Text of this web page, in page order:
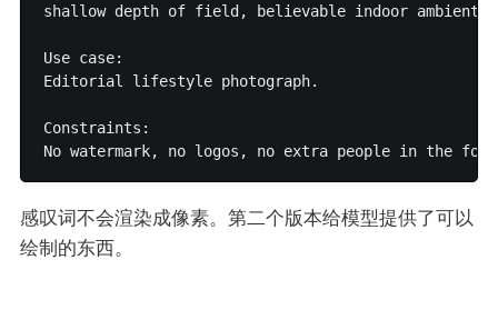
shallow depth of field, believable indoor ambient
Use case:
Editorial lifestyle photograph.
Constraints:
感叹词不会渲染成像素。第二个版本给模型提供了可以
绘制的东西。